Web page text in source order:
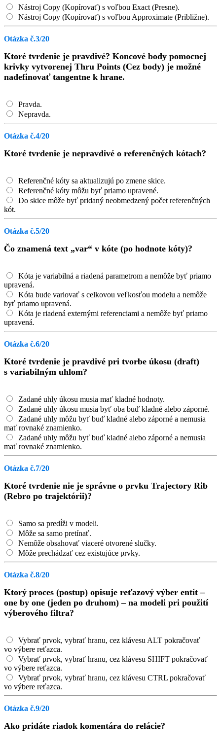
Nástroj Copy (Kopírovať) s voľbou Exact (Presne).
Nástroj Copy (Kopírovať) s voľbou Approximate (Približne).
Otázka č.3/20
Ktoré tvrdenie je pravdivé? Koncové body pomocnej
krivky vytvorenej Thru Points (Cez body) je možné
nadefinovať tangentne k hrane.
Pravda.
Nepravda.
Otázka č.4/20
Ktoré tvrdenie je nepravdivé o referenčných kótach?
Referenčné kóty sa aktualizujú po zmene skice.
Referenčné kóty môžu byť priamo upravené.
Do skice môže byť pridaný neobmedzený počet referenčných
kót.
Otázka č.5/20
Čo znamená text „var“ v kóte (po hodnote kóty)?
Kóta je variabilná a riadená parametrom a nemôže byť priamo
upravená.
Kóta bude variovať s celkovou veľkosťou modelu a nemôže
byť priamo upravená.
Kóta je riadená externými referenciami a nemôže byť priamo
upravená.
Otázka č.6/20
Ktoré tvrdenie je pravdivé pri tvorbe úkosu (draft)
s variabilným uhlom?
Zadané uhly úkosu musia mať kladné hodnoty.
Zadané uhly úkosu musia byť oba buď kladné alebo záporné.
Zadané uhly môžu byť buď kladné alebo záporné a nemusia
mať rovnaké znamienko.
Zadané uhly môžu byť buď kladné alebo záporné a nemusia
mať rovnaké znamienko.
Otázka č.7/20
Ktoré tvrdenie nie je správne o prvku Trajectory Rib
(Rebro po trajektórii)?
Samo sa predĺži v modeli.
Môže sa samo pretínať.
Nemôže obsahovať viaceré otvorené slučky.
Môže prechádzať cez existujúce prvky.
Otázka č.8/20
Ktorý proces (postup) opisuje reťazový výber entít –
one by one (jeden po druhom) – na modeli pri použití
výberového filtra?
Vybrať prvok, vybrať hranu, cez klávesu ALT pokračovať
vo výbere reťazca.
Vybrať prvok, vybrať hranu, cez klávesu SHIFT pokračovať
vo výbere reťazca.
Vybrať prvok, vybrať hranu, cez klávesu CTRL pokračovať
vo výbere reťazca.
Otázka č.9/20
Ako pridáte riadok komentára do relácie?